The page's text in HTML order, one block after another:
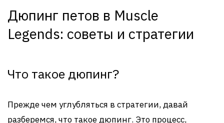
Дюпинг петов в Muscle
Legends: советы и стратегии
Что такое дюпинг?
Прежде чем углубляться в стратегии, давай
разберемся, что такое дюпинг. Это процесс,